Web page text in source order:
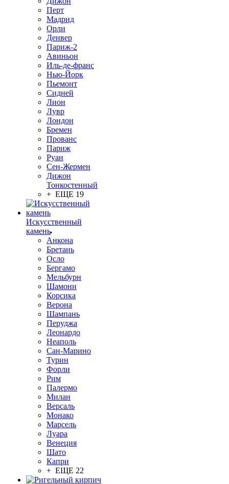
Перт
Мадрид
Орли
Денвер
Париж-2
Авиньон
Иль-де-франс
Нью-Йорк
Пьемонт
Сидней
Лион
Лувр
Лондон
Бремен
Прованс
Париж
Руан
Сен-Жермен
Дижон
Тонкостенный
+ ЕЩЕ 19
Искусственный
камень
Анкона
Бретань
Осло
Бергамо
Мельбурн
Шамони
Корсика
Верона
Шампань
Перуджа
Леонардо
Неаполь
Сан-Марино
Турин
Форли
Рим
Палермо
Милан
Версаль
Монако
Марсель
Луара
Венеция
Шато
Капри
+ ЕЩЕ 22